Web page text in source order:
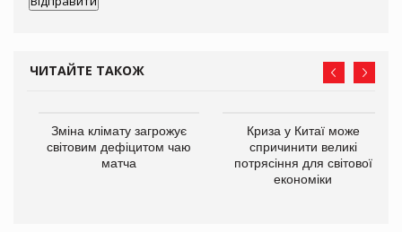
ЧИТАЙТЕ ТАКОЖ
Зміна клімату загрожує
світовим дефіцитом чаю
матча
Криза у Китаї може
спричинити великі
потрясіння для світової
економіки